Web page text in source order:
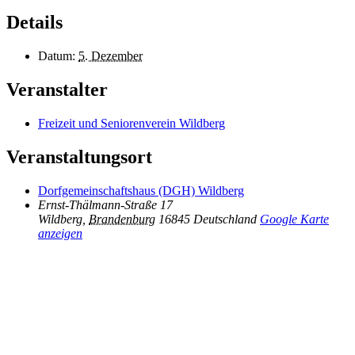
Details
Datum: 5. Dezember
Veranstalter
Freizeit und Seniorenverein Wildberg
Veranstaltungsort
Dorfgemeinschaftshaus (DGH) Wildberg
Ernst-Thälmann-Straße 17
Wildberg Brandenburg 16845 Deutschland Google Karte
anzeigen